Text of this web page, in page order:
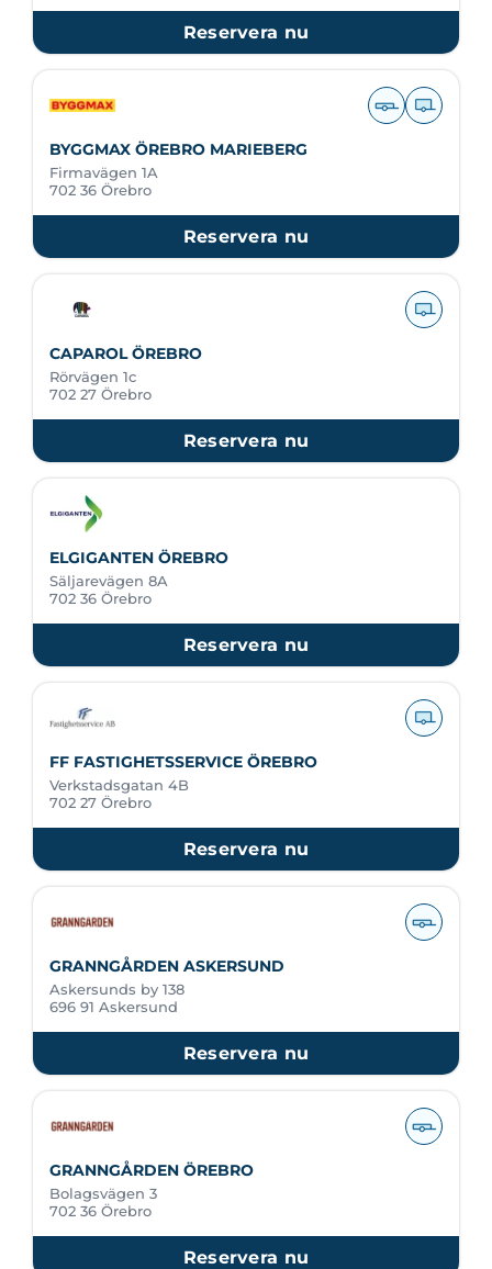
Reservera nu
BYGGMAX ÖREBRO MARIEBERG
Firmavägen 1A
702 36 Örebro
Reservera nu
CAPAROL ÖREBRO
Rörvägen 1c
702 27 Örebro
Reservera nu
ELGIGANTEN ÖREBRO
Säljarevägen 8A
702 36 Örebro
Reservera nu
FF FASTIGHETSSERVICE ÖREBRO
Verkstadsgatan 4B
702 27 Örebro
Reservera nu
GRANNGÅRDEN ASKERSUND
Askersunds by 138
696 91 Askersund
Reservera nu
GRANNGÅRDEN ÖREBRO
Bolagsvägen 3
702 36 Örebro
Reservera nu